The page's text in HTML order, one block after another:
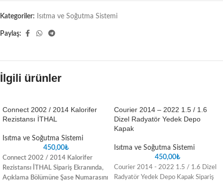
Kategoriler: Isıtma ve Soğutma Sistemi
Paylaş:
İlgili ürünler
Connect 2002 / 2014 Kalorifer
Rezistansı İTHAL
Isıtma ve Soğutma Sistemi
450,00₺
Connect 2002 / 2014 Kalorifer
Rezistansı İTHAL Sipariş Ekranında,
Açıklama Bölümüne Şase Numarasını
Courier 2014 – 2022 1.5 / 1.6
Dizel Radyatör Yedek Depo
Kapak
Isıtma ve Soğutma Sistemi
450,00₺
Courier 2014 - 2022 1.5 / 1.6 Dizel
Radyatör Yedek Depo Kapak Sipariş